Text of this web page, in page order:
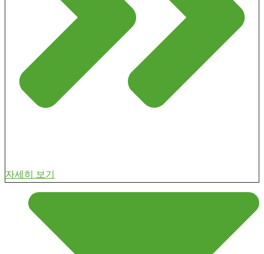
자세히 보기